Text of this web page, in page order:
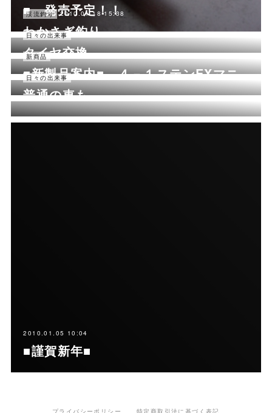
■ 発売予定！！
渓流釣り 2010.01.18 15:38
わかさぎ釣り
日々の出来事
タイヤ交換
新商品
■新製品案内■ ４－１ステンEXマニ
日々の出来事
普通の車も
2010.01.05 10:04
■謹賀新年■
プライバシーポリシー 特定商取引法に基づく表記